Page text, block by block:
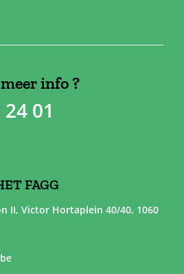
info ?
01
FAGG
II, Victor Hortaplein 40/40, 1060